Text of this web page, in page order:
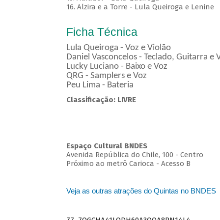
16. Alzira e a Torre - Lula Queiroga e Lenine
Ficha Técnica
Lula Queiroga - Voz e Violão
Daniel Vasconcelos - Teclado, Guitarra e
Lucky Luciano - Baixo e Voz
QRG - Samplers e Voz
Peu Lima - Bateria
Classificação: LIVRE
Espaço Cultural BNDES
Avenida República do Chile, 100 - Centro
Próximo ao metrô Carioca - Acesso B
Veja as outras atrações do Quintas no BNDES